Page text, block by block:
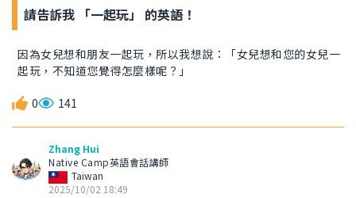
請告訴我 「一起玩」 的英語！
因為女兒想和朋友一起玩，所以我想說：「女兒想和您的女兒一
起玩，不知道您覺得怎麼樣呢？」
0 141
Zhang Hui
Native Camp英語會話講師
Taiwan
2025/10/02 18:49